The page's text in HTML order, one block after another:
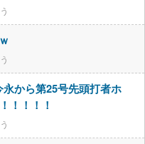
から第25号先頭打者ホ
！！！！